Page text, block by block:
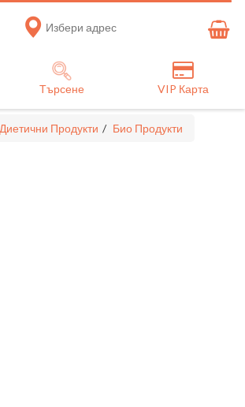
Избери адрес
Търсене VIP Карта
Продукти Био Продукти